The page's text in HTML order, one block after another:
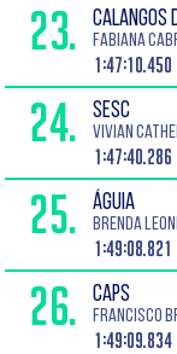
23. CALANGOS
Fabiana
1:47:10.450
24. SESC
Vivian
1:47:40.286
25. ÁGUIA
Brenda
1:49:08.821
26. CAPS
Francisco
1:49:09.834